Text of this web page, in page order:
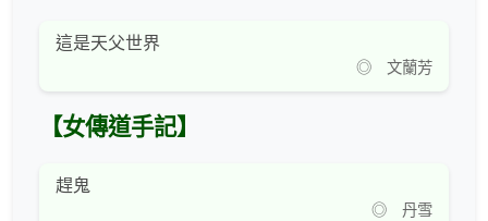
這是天父世界
◎ 文蘭芳
【女傳道手記】
趕鬼
◎ 丹雪